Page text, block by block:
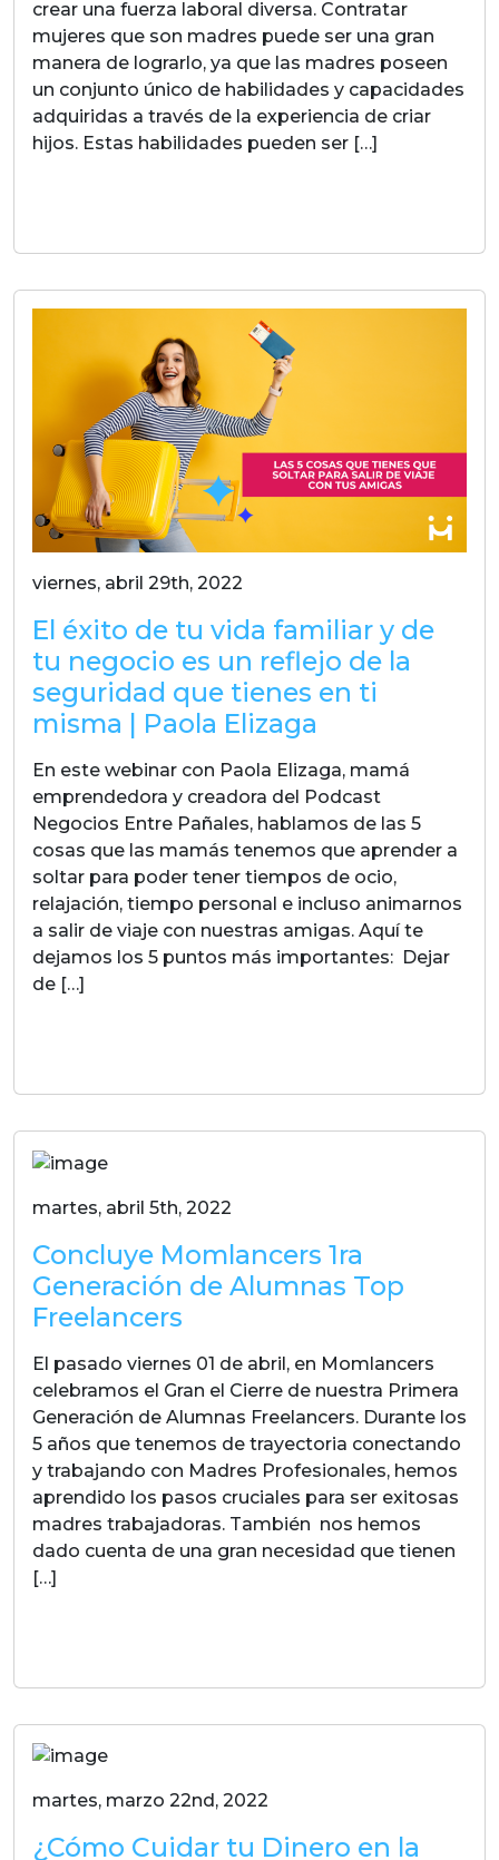
crear una fuerza laboral diversa. Contratar
mujeres que son madres puede ser una gran
manera de lograrlo, ya que las madres poseen
un conjunto único de habilidades y capacidades
adquiridas a través de la experiencia de criar
hijos. Estas habilidades pueden ser […]
viernes, abril 29th, 2022
El éxito de tu vida familiar y de
tu negocio es un reflejo de la
seguridad que tienes en ti
misma | Paola Elizaga
En este webinar con Paola Elizaga, mamá
emprendedora y creadora del Podcast
Negocios Entre Pañales, hablamos de las 5
cosas que las mamás tenemos que aprender a
soltar para poder tener tiempos de ocio,
relajación, tiempo personal e incluso animarnos
a salir de viaje con nuestras amigas. Aquí te
dejamos los 5 puntos más importantes: Dejar
de […]
martes, abril 5th, 2022
Concluye Momlancers 1ra
Generación de Alumnas Top
Freelancers
El pasado viernes 01 de abril, en Momlancers
celebramos el Gran el Cierre de nuestra Primera
Generación de Alumnas Freelancers. Durante los
5 años que tenemos de trayectoria conectando
y trabajando con Madres Profesionales, hemos
aprendido los pasos cruciales para ser exitosas
madres trabajadoras. También nos hemos
dado cuenta de una gran necesidad que tienen
[…]
martes, marzo 22nd, 2022
¿Cómo Cuidar tu Dinero en la